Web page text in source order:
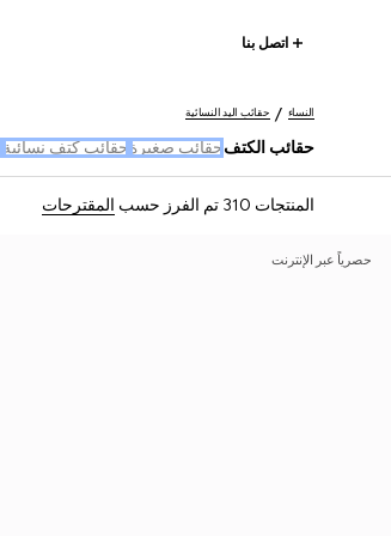
اتصل بنا
النساء حقائب اليد النسائية
حقائب الكتف حقائب صغيرة حقائب كتف نسائية
المنتجات 310 تم الفرز حسب المقترحات
حصرياً عبر الإنترنت